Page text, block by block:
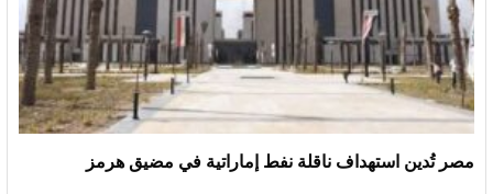
مصر تُدين استهداف ناقلة نفط إماراتية في مضيق هرمز